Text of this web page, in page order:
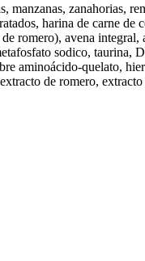
zanahorias,
harina de carne de
romero), avena
sodico,
aminoácido-quelato,
de romero,